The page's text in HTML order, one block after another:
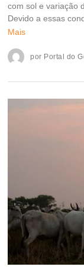
com sol e variação
Devido a essas
Mais
por Portal do